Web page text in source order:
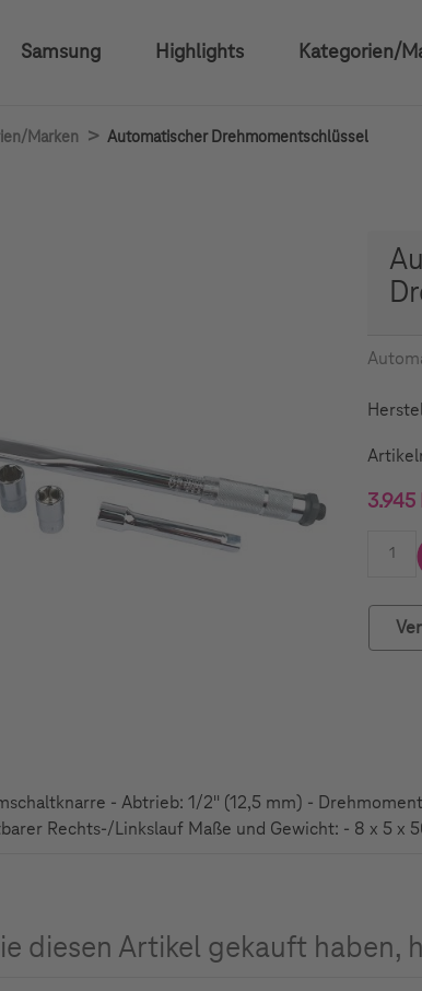
Samsung Highlights Kategorien/
Marken > Automatischer Drehmomentschlüssel
3.945
- Abtrieb: 1/2'' (12,5 mm) -
Rechts-/Linkslauf Maße und Gewicht: - 8 x 5 x
diesen Artikel gekauft haben,